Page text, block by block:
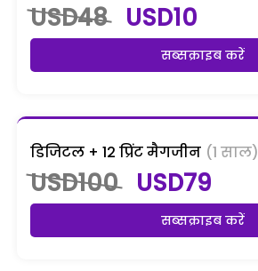
USD48 USD10
सब्सक्राइब करें
डिजिटल + 12 प्रिंट मैगजीन (1 साल)
USD100 USD79
सब्सक्राइब करें